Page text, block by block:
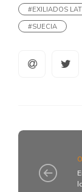
#EXILIADOS
#SUECIA